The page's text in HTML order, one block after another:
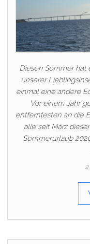
Diesen Sommer hat
unserer
einmal eine andere
Vor einem Jahr
entferntesten an die
alle seit März
Sommerurlaub